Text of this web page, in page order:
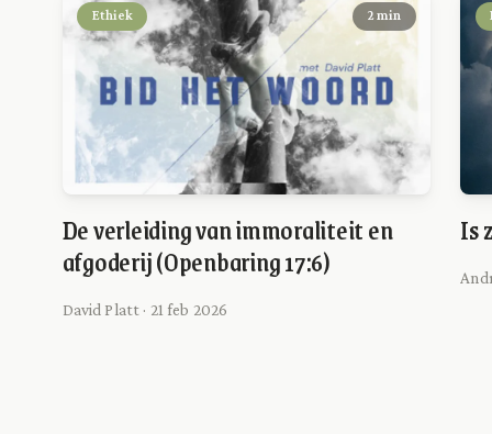
Ethiek 2 min
De verleiding van immoraliteit en
afgoderij (Openbaring 17:6)
David Platt · 21 feb 2026
Is